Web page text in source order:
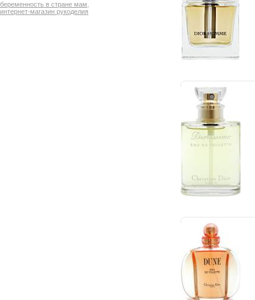
беременность в стране мам
интернет-магазин рукоделия